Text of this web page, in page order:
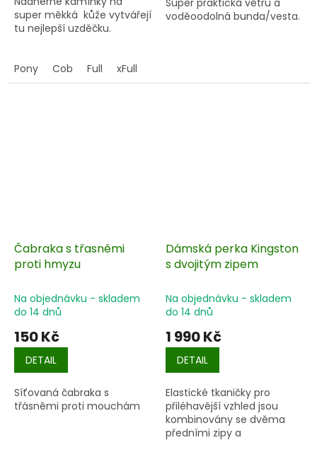
super měkká kůže vytvářejí
tu nejlepší uzděčku.
Pony Cob Full xFull
Super praktická větru a
voděoodolná bunda/vesta.
Čabraka s třasněmi
proti hmyzu
Na objednávku - skladem
do 14 dnů
150 Kč
DETAIL
Síťovaná čabraka s
třásněmi proti mouchám
Dámská perka Kingston
s dvojitým zipem
Na objednávku - skladem
do 14 dnů
1 990 Kč
DETAIL
Elastické tkaničky pro
přiléhavější vzhled jsou
kombinovány se dvěma
předními zipy a